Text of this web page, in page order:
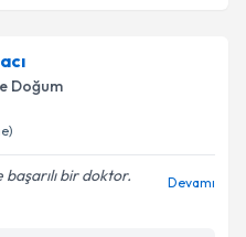
randevu takvimi talebi
randevu almanız için bir
ile bilgilendireceğiz.
Doğum
bir doktor.
Devamı